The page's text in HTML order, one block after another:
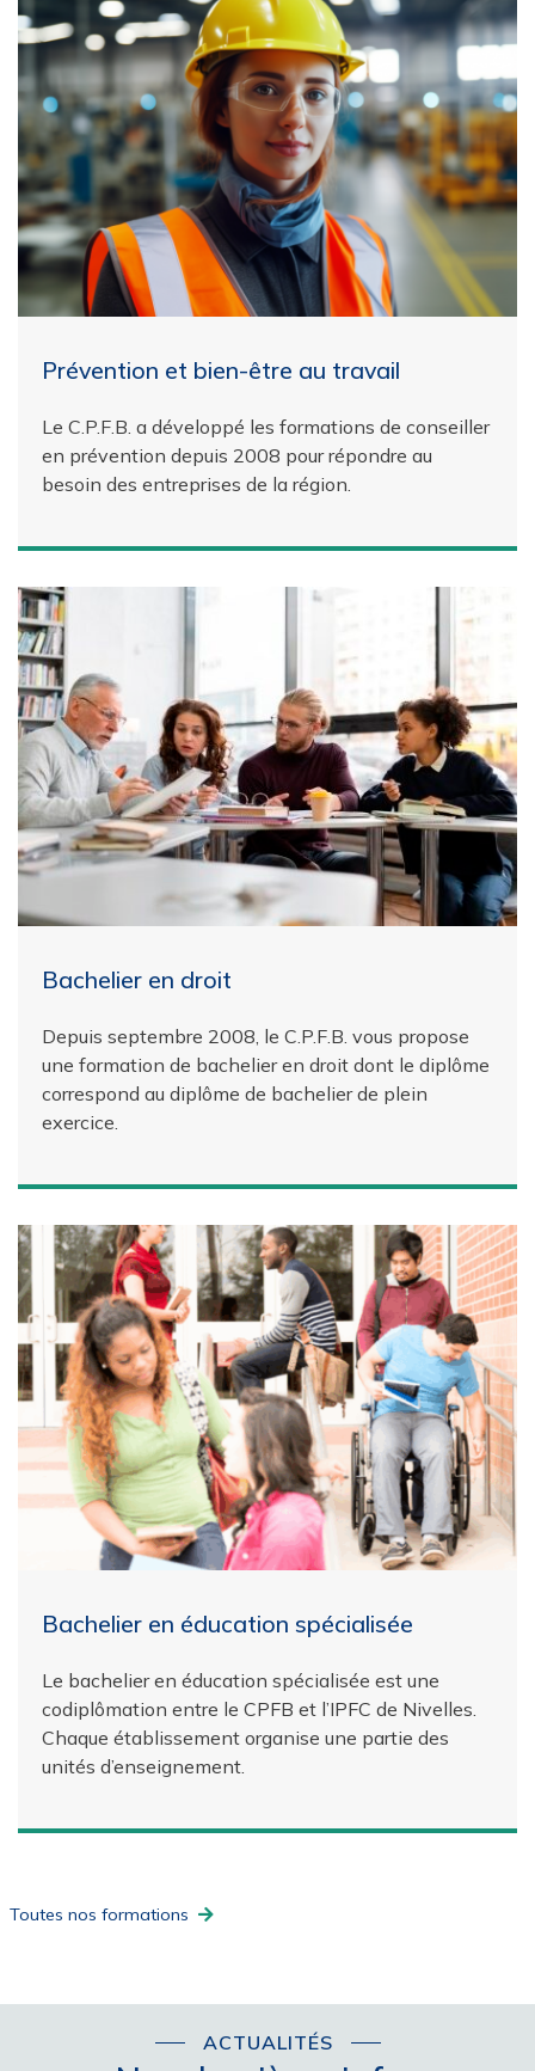
Prévention et bien-être au travail
Le C.P.F.B. a développé les formations de conseiller
en prévention depuis 2008 pour répondre au
besoin des entreprises de la région.
Bachelier en droit
Depuis septembre 2008, le C.P.F.B. vous propose
une formation de bachelier en droit dont le diplôme
correspond au diplôme de bachelier de plein
exercice.
Bachelier en éducation spécialisée
Le bachelier en éducation spécialisée est une
codiplômation entre le CPFB et l’IPFC de Nivelles.
Chaque établissement organise une partie des
unités d’enseignement.
Toutes nos formations
ACTUALITÉS